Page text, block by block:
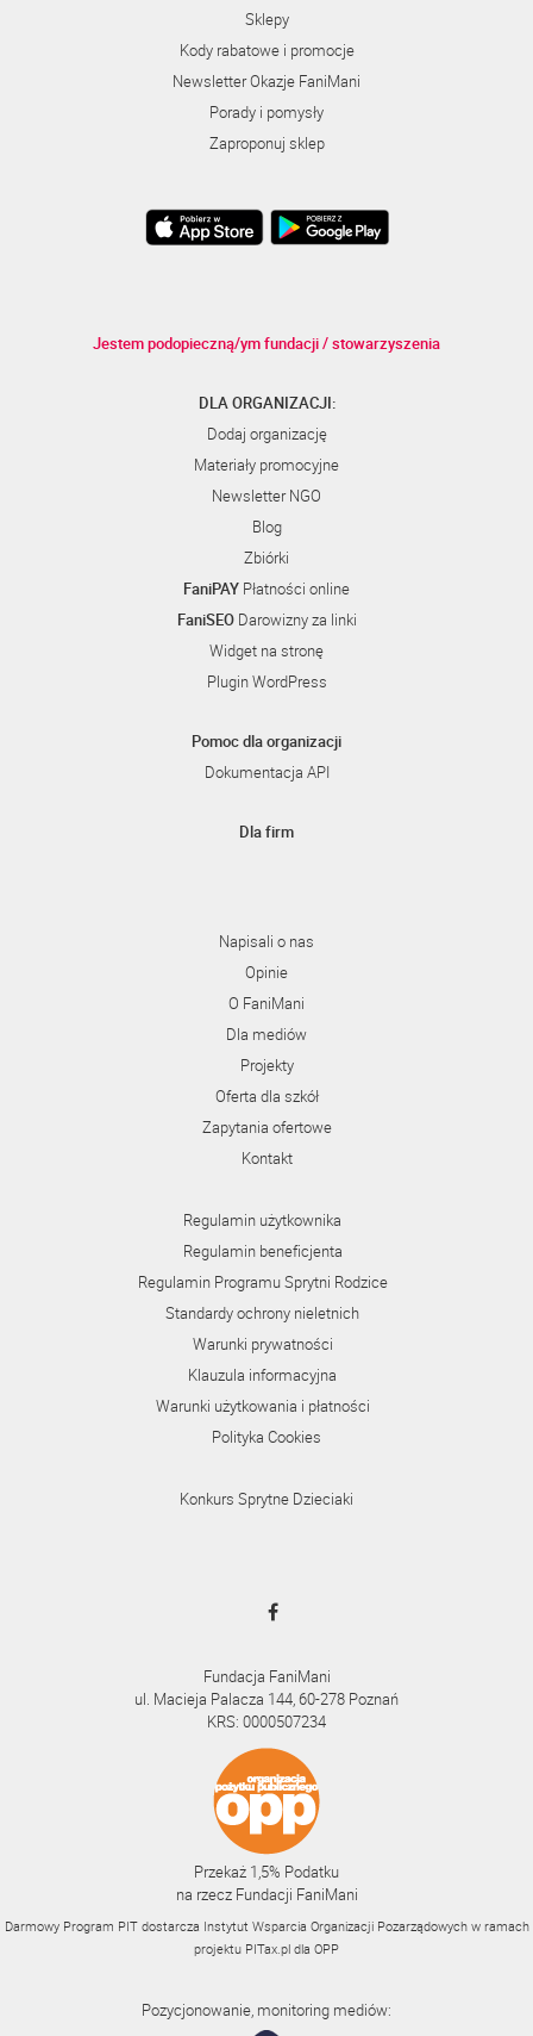
Sklepy
Kody rabatowe i promocje
Newsletter Okazje FaniMani
Porady i pomysły
Zaproponuj sklep
Jestem podopieczną/ym fundacji / stowarzyszenia
DLA ORGANIZACJI:
Dodaj organizację
Materiały promocyjne
Newsletter NGO
Blog
Zbiórki
FaniPAY Płatności online
FaniSEODarowizny za linki
Widget na stronę
Plugin WordPress
Pomoc dla organizacji
Dokumentacja API
Dla firm
Napisali o nas
Opinie
O FaniMani
Dla mediów
Projekty
Oferta dla szkół
Zapytania ofertowe
Kontakt
Regulamin użytkownika
Regulamin beneficjenta
Regulamin Programu Sprytni Rodzice
Standardy ochrony nieletnich
Warunki prywatności
Klauzula informacyjna
Warunki użytkowania i płatności
Polityka Cookies
Konkurs Sprytne Dzieciaki
Fundacja FaniMani
ul. Macieja Palacza 144, 60-278 Poznań
KRS: 0000507234
Przekaż 1,5% Podatku
na rzecz Fundacji FaniMani
Darmowy Program PIT dostarcza Instytut Wsparcia Organizacji Pozarządowych w ramach
projektu PITax.pl dla OPP
Pozycjonowanie, monitoring mediów: